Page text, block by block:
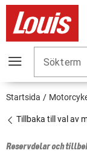
Sökterm
Startsida
Tillbaka till val av
Reservdelar och